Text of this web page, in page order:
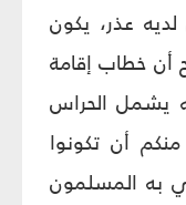
عذر، يكون
أن خطاب إقامة
يشمل الحراس
منكم أن تكونوا
به المسلمون